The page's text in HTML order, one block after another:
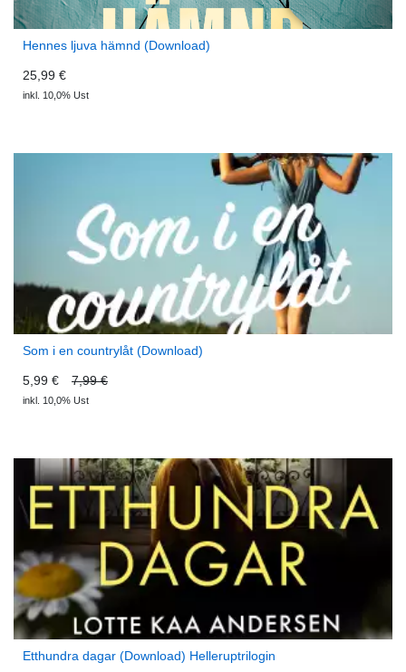
Hennes ljuva hämnd (Download)
25,99 €
inkl. 10,0% Ust
Som i en countrylåt (Download)
5,99 € 7,99 €
inkl. 10,0% Ust
Etthundra dagar (Download) Helleruptrilogin